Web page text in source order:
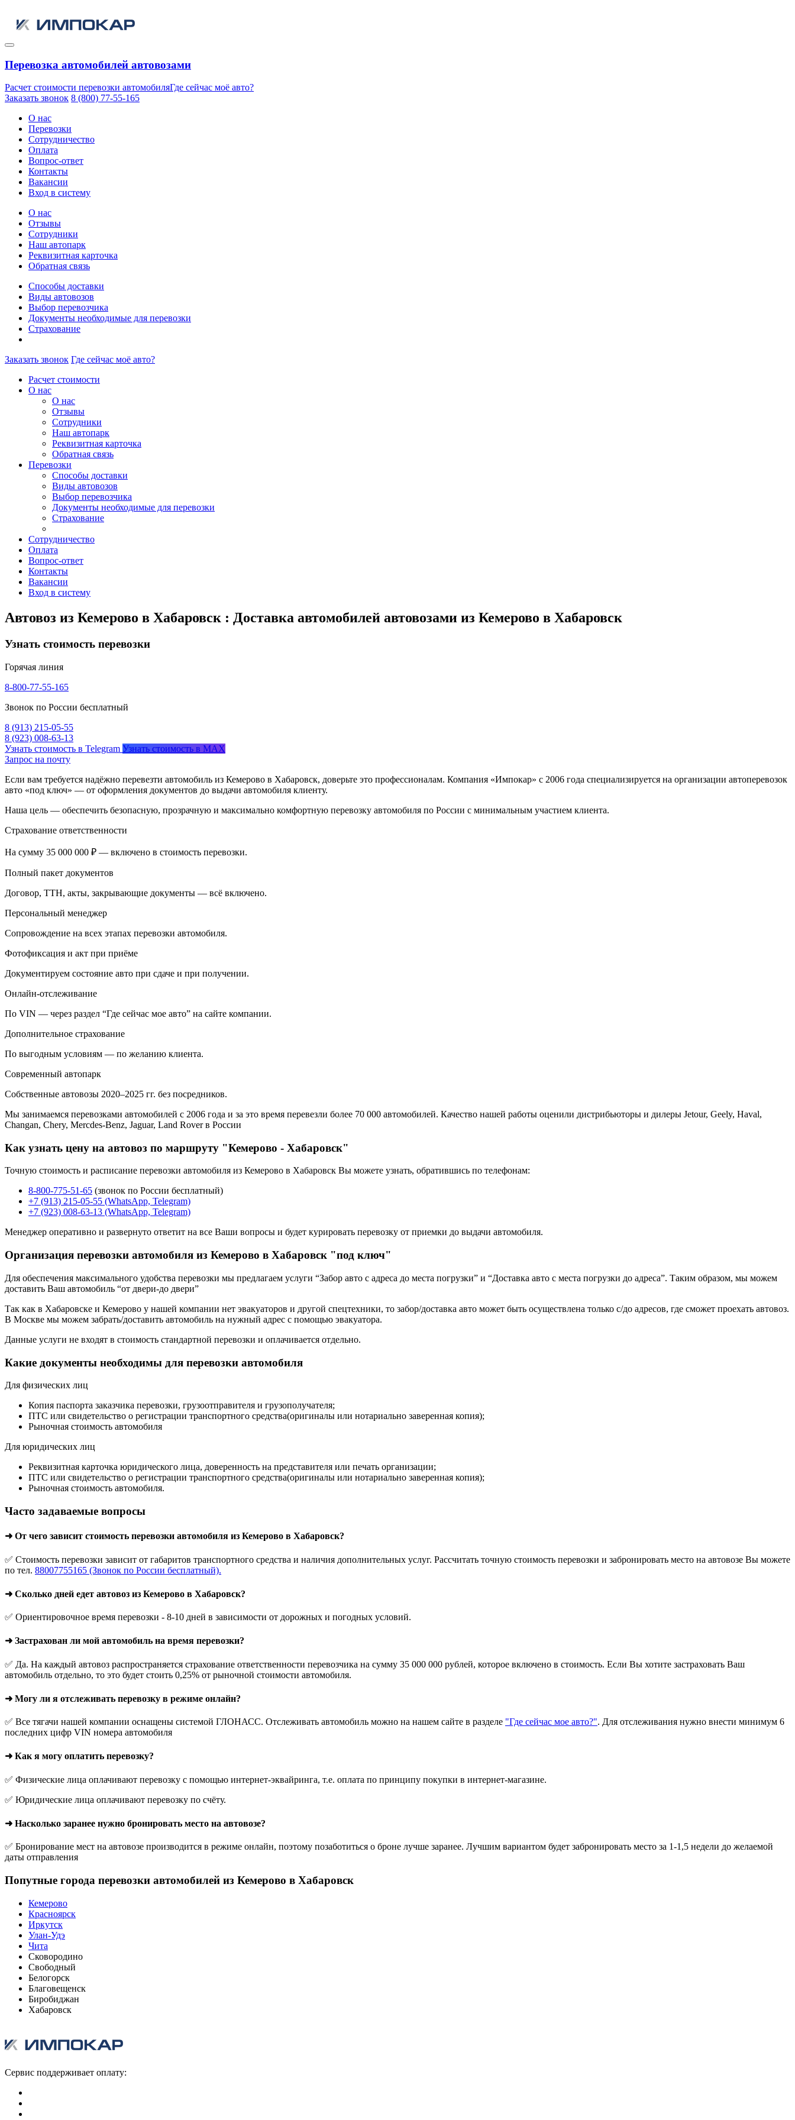
Перевозка автомобилей автовозами
Расчет стоимости перевозки автомобиляГде сейчас моё авто?
Заказать звонок 8 (800) 77-55-165
О нас
Перевозки
Сотрудничество
Оплата
Вопрос-ответ
Контакты
Вакансии
Вход в систему
О нас
Отзывы
Сотрудники
Наш автопарк
Реквизитная карточка
Обратная связь
Способы доставки
Виды автовозов
Выбор перевозчика
Документы необходимые для перевозки
Страхование
Заказать звонок Где сейчас моё авто?
Расчет стоимости
О нас
О нас
Отзывы
Сотрудники
Наш автопарк
Реквизитная карточка
Обратная связь
Перевозки
Способы доставки
Виды автовозов
Выбор перевозчика
Документы необходимые для перевозки
Страхование
Сотрудничество
Оплата
Вопрос-ответ
Контакты
Вакансии
Вход в систему
Автовоз из Кемерово в Хабаровск : Доставка автомобилей автовозами из Кемерово в Хабаровск
Узнать стоимость перевозки
Горячая линия
8-800-77-55-165
Звонок по России бесплатный
8 (913) 215-05-55
8 (923) 008-63-13
Узнать стоимость в Telegram Узнать стоимость в MAX
Запрос на почту
Если вам требуется надёжно перевезти автомобиль из Кемерово в Хабаровск, доверьте это профессионалам. Компания «Импокар» с 2006 года специализируется на организации автоперевозок
авто «под ключ» — от оформления документов до выдачи автомобиля клиенту.
Наша цель — обеспечить безопасную, прозрачную и максимально комфортную перевозку автомобиля по России с минимальным участием клиента.
Страхование ответственности
На сумму 35 000 000 ₽ — включено в стоимость перевозки.
Полный пакет документов
Договор, ТТН, акты, закрывающие документы — всё включено.
Персональный менеджер
Сопровождение на всех этапах перевозки автомобиля.
Фотофиксация и акт при приёме
Документируем состояние авто при сдаче и при получении.
Онлайн-отслеживание
По VIN — через раздел “Где сейчас мое авто” на сайте компании.
Дополнительное страхование
По выгодным условиям — по желанию клиента.
Современный автопарк
Собственные автовозы 2020–2025 гг. без посредников.
Мы занимаемся перевозками автомобилей с 2006 года и за это время перевезли более 70 000 автомобилей. Качество нашей работы оценили дистрибьюторы и дилеры Jetour, Geely, Haval,
Changan, Chery, Mercdes-Benz, Jaguar, Land Rover в России
Как узнать цену на автовоз по маршруту "Кемерово - Хабаровск"
Точную стоимость и расписание перевозки автомобиля из Кемерово в Хабаровск Вы можете узнать, обратившись по телефонам:
8-800-775-51-65 (звонок по России бесплатный)
+7 (913) 215-05-55 (WhatsApp, Telegram)
+7 (923) 008-63-13 (WhatsApp, Telegram)
Менеджер оперативно и развернуто ответит на все Ваши вопросы и будет курировать перевозку от приемки до выдачи автомобиля.
Организация перевозки автомобиля из Кемерово в Хабаровск "под ключ"
Для обеспечения максимального удобства перевозки мы предлагаем услуги “Забор авто с адреса до места погрузки” и “Доставка авто с места погрузки до адреса”. Таким образом, мы можем
доставить Ваш автомобиль “от двери-до двери”
Так как в Хабаровске и Кемерово у нашей компании нет эвакуаторов и другой спецтехники, то забор/доставка авто может быть осуществлена только с/до адресов, где сможет проехать автовоз.
В Москве мы можем забрать/доставить автомобиль на нужный адрес с помощью эвакуатора.
Данные услуги не входят в стоимость стандартной перевозки и оплачивается отдельно.
Какие документы необходимы для перевозки автомобиля
Для физических лиц
Копия паспорта заказчика перевозки, грузоотправителя и грузополучателя;
ПТС или свидетельство о регистрации транспортного средства(оригиналы или нотариально заверенная копия);
Рыночная стоимость автомобиля
Для юридических лиц
Реквизитная карточка юридического лица, доверенность на представителя или печать организации;
ПТС или свидетельство о регистрации транспортного средства(оригиналы или нотариально заверенная копия);
Рыночная стоимость автомобиля.
Часто задаваемые вопросы
➜ От чего зависит стоимость перевозки автомобиля из Кемерово в Хабаровск?
✅ Стоимость перевозки зависит от габаритов транспортного средства и наличия дополнительных услуг. Рассчитать точную стоимость перевозки и забронировать место на автовозе Вы можете
по тел. 88007755165 (Звонок по России бесплатный).
➜ Сколько дней едет автовоз из Кемерово в Хабаровск?
✅ Ориентировочное время перевозки - 8-10 дней в зависимости от дорожных и погодных условий.
➜ Застрахован ли мой автомобиль на время перевозки?
✅ Да. На каждый автовоз распространяется страхование ответственности перевозчика на сумму 35 000 000 рублей, которое включено в стоимость. Если Вы хотите застраховать Ваш
автомобиль отдельно, то это будет стоить 0,25% от рыночной стоимости автомобиля.
➜ Могу ли я отслеживать перевозку в режиме онлайн?
✅ Все тягачи нашей компании оснащены системой ГЛОНАСС. Отслеживать автомобиль можно на нашем сайте в разделе "Где сейчас мое авто?". Для отслеживания нужно внести минимум 6
последних цифр VIN номера автомобиля
➜ Как я могу оплатить перевозку?
✅ Физические лица оплачивают перевозку с помощью интернет-эквайринга, т.е. оплата по принципу покупки в интернет-магазине.
✅ Юридические лица оплачивают перевозку по счёту.
➜ Насколько заранее нужно бронировать место на автовозе?
✅ Бронирование мест на автовозе производится в режиме онлайн, поэтому позаботиться о броне лучше заранее. Лучшим вариантом будет забронировать место за 1-1,5 недели до желаемой
даты отправления
Попутные города перевозки автомобилей из Кемерово в Хабаровск
Кемерово
Красноярск
Иркутск
Улан-Удэ
Чита
Сковородино
Свободный
Белогорск
Благовещенск
Биробиджан
Хабаровск
Сервис поддерживает оплату: